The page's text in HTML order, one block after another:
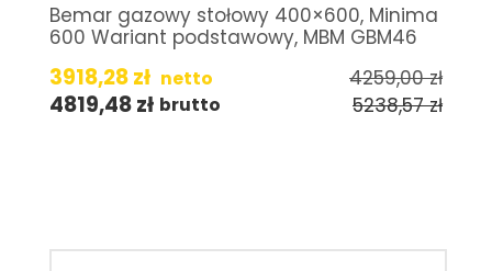
Bemar gazowy stołowy 400×600, Minima
600 Wariant podstawowy, MBM GBM46
3918,28zł netto 4259,00zł
4819,48zł brutto 5238,57zł